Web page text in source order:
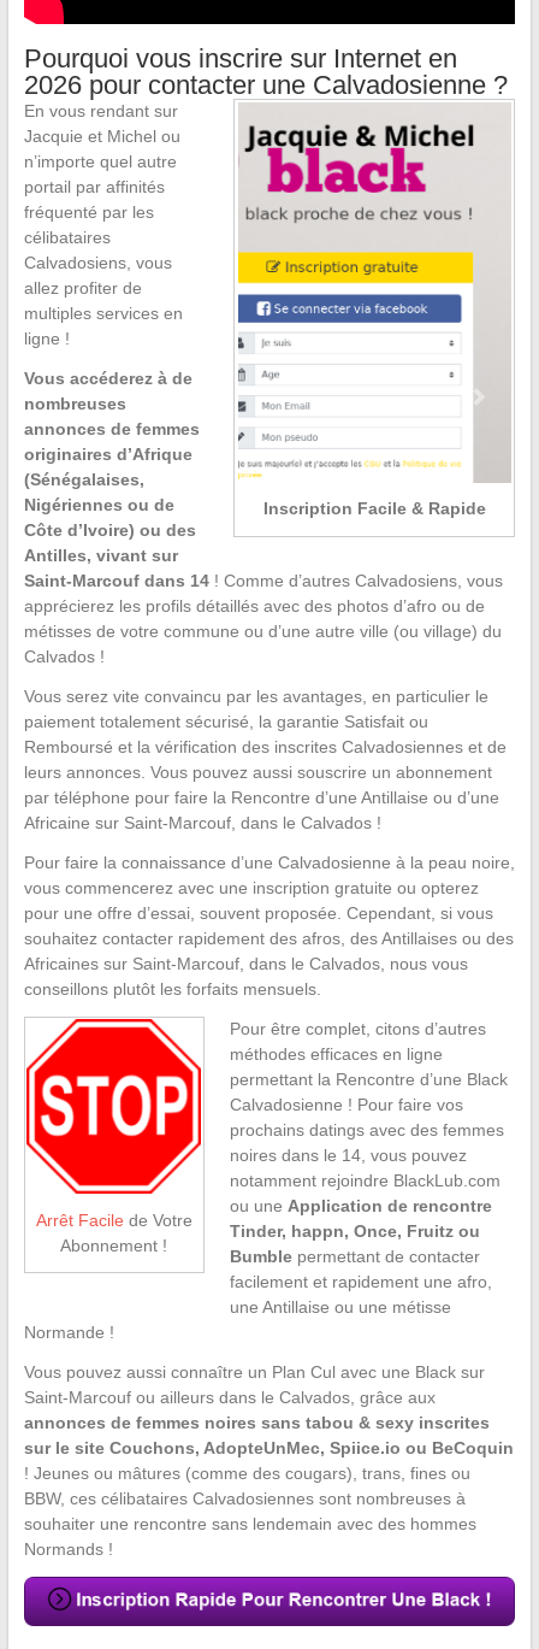
Pourquoi vous inscrire sur Internet en
2026 pour contacter une Calvadosienne ?
Inscription Facile & Rapide
En vous rendant sur
Jacquie et Michel ou
n’importe quel autre
portail par affinités
fréquenté par les
célibataires
Calvadosiens, vous
allez profiter de
multiples services en
ligne !
Vous accéderez à de
nombreuses
annonces de femmes
originaires d’Afrique
(Sénégalaises,
Nigériennes ou de
Côte d’Ivoire) ou des
Antilles, vivant sur
Saint-Marcouf dans 14! Comme d’autres Calvadosiens, vous
apprécierez les profils détaillés avec des photos d’afro ou de
métisses de votre commune ou d’une autre ville (ou village) du
Calvados !
Vous serez vite convaincu par les avantages, en particulier le
paiement totalement sécurisé, la garantie Satisfait ou
Remboursé et la vérification des inscrites Calvadosiennes et de
leurs annonces. Vous pouvez aussi souscrire un abonnement
par téléphone pour faire la Rencontre d’une Antillaise ou d’une
Africaine sur Saint-Marcouf, dans le Calvados !
Pour faire la connaissance d’une Calvadosienne à la peau noire,
vous commencerez avec une inscription gratuite ou opterez
pour une offre d’essai, souvent proposée. Cependant, si vous
souhaitez contacter rapidement des afros, des Antillaises ou des
Africaines sur Saint-Marcouf, dans le Calvados, nous vous
conseillons plutôt les forfaits mensuels.
Arrêt Facile de Votre
Abonnement !
Pour être complet, citons d’autres
méthodes efficaces en ligne
permettant la Rencontre d’une Black
Calvadosienne ! Pour faire vos
prochains datings avec des femmes
noires dans le 14, vous pouvez
notamment rejoindre BlackLub.com
ou une Application de rencontre
Tinder, happn, Once, Fruitz ou
Bumblepermettant de contacter
facilement et rapidement une afro,
une Antillaise ou une métisse
Normande !
Vous pouvez aussi connaître un Plan Cul avec une Black sur
Saint-Marcouf ou ailleurs dans le Calvados, grâce aux
annonces de femmes noires sans tabou & sexy inscrites
sur le site Couchons, AdopteUnMec, Spiice.io ou BeCoquin
! Jeunes ou mâtures (comme des cougars), trans, fines ou
BBW, ces célibataires Calvadosiennes sont nombreuses à
souhaiter une rencontre sans lendemain avec des hommes
Normands !